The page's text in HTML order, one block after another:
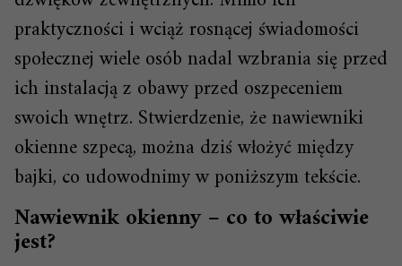
praktyczności i wciąż rosnącej świadomości
społecznej wiele osób nadal wzbrania się przed
ich instalacją z obawy przed oszpeceniem
swoich wnętrz. Stwierdzenie, że nawiewniki
okienne szpecą, można dziś włożyć między
bajki, co udowodnimy w poniższym tekście.
Nawiewnik okienny – co to właściwie
jest?